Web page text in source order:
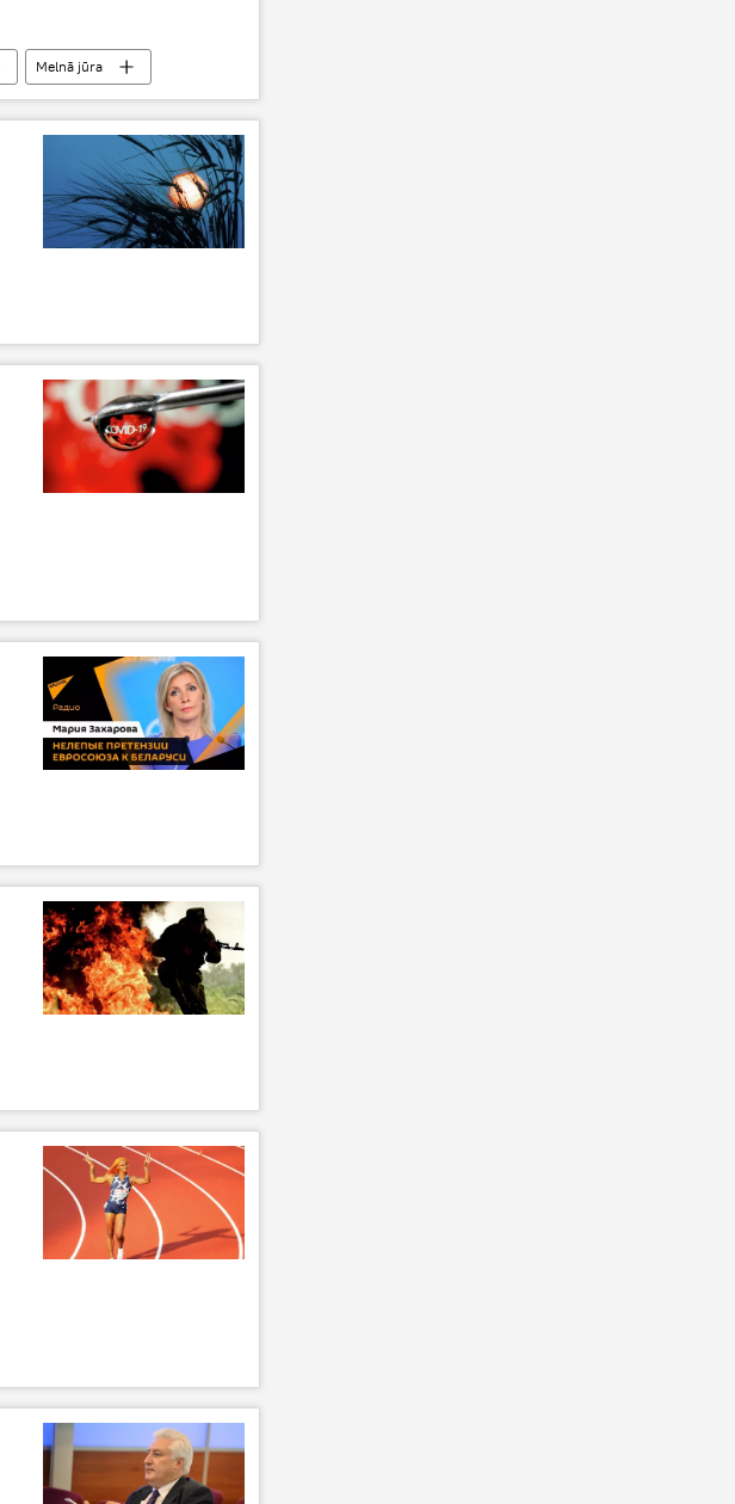
Melnā jūra